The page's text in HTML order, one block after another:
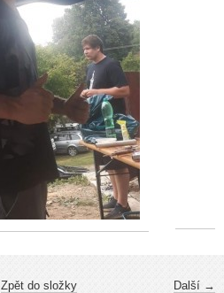
Další →
Zpět do složky